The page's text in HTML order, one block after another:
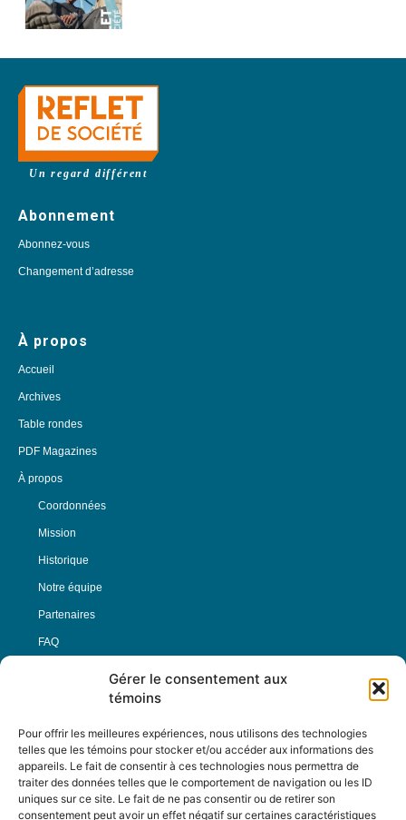
Gérer le consentement aux
témoins
Pour offrir les meilleures expériences, nous utilisons des technologies
telles que les témoins pour stocker et/ou accéder aux informations des
appareils. Le fait de consentir à ces technologies nous permettra de
traiter des données telles que le comportement de navigation ou les ID
uniques sur ce site. Le fait de ne pas consentir ou de retirer son
consentement peut avoir un effet négatif sur certaines caractéristiques
Un regard différent
Abonnement
Abonnez-vous
Changement d’adresse
À propos
Accueil
Archives
Table rondes
PDF Magazines
À propos
Coordonnées
Mission
Historique
Notre équipe
Partenaires
FAQ
Nous Suivre